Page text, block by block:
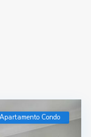
Apartamento Condo